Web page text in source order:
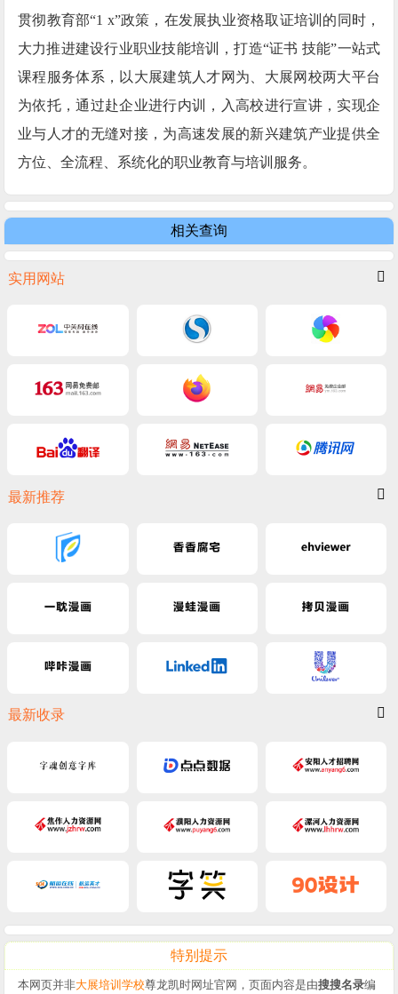
贯彻教育部“1 x”政策，在发展执业资格取证培训的同时，
大力推进建设行业职业技能培训，打造“证书 技能”一站式
课程服务体系，以大展建筑人才网为、大展网校两大平台
为依托，通过赴企业进行内训，入高校进行宣讲，实现企
业与人才的无缝对接，为高速发展的新兴建筑产业提供全
方位、全流程、系统化的职业教育与培训服务。
相关查询
实用网站
最新推荐
最新收录
特别提示
本网页并非大展培训学校尊龙凯时网址官网，页面内容是由搜搜名录编